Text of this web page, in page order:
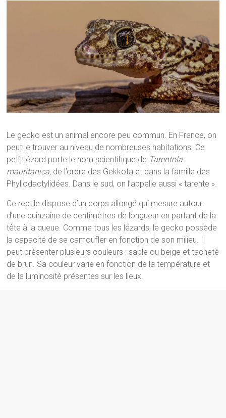
Le gecko est un animal encore peu commun. En France, on
peut le trouver au niveau de nombreuses habitations. Ce
petit lézard porte le nom scientifique de Tarentola
mauritanica, de l’ordre des Gekkota et dans la famille des
Phyllodactylidées. Dans le sud, on l’appelle aussi « tarente ».
Ce reptile dispose d’un corps allongé qui mesure autour
d’une quinzaine de centimètres de longueur en partant de la
tête à la queue. Comme tous les lézards, le gecko possède
la capacité de se camoufler en fonction de son milieu. Il
peut présenter plusieurs couleurs : sable ou beige et tacheté
de brun. Sa couleur varie en fonction de la température et
de la luminosité présentes sur les lieux.